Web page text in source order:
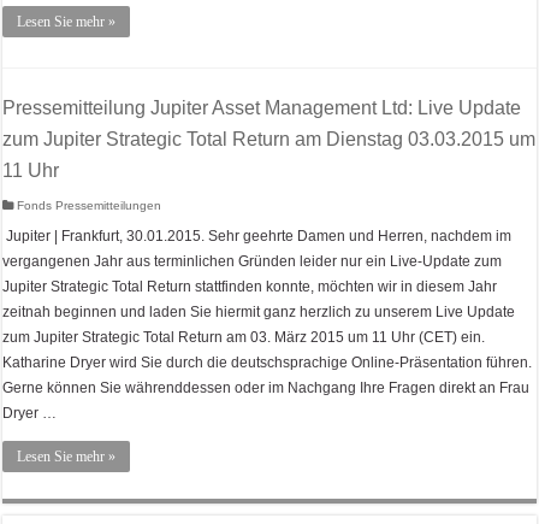
Lesen Sie mehr »
Pressemitteilung Jupiter Asset Management Ltd: Live Update
zum Jupiter Strategic Total Return am Dienstag 03.03.2015 um
11 Uhr
Fonds Pressemitteilungen
Jupiter | Frankfurt, 30.01.2015. Sehr geehrte Damen und Herren, nachdem im
vergangenen Jahr aus terminlichen Gründen leider nur ein Live-Update zum
Jupiter Strategic Total Return stattfinden konnte, möchten wir in diesem Jahr
zeitnah beginnen und laden Sie hiermit ganz herzlich zu unserem Live Update
zum Jupiter Strategic Total Return am 03. März 2015 um 11 Uhr (CET) ein.
Katharine Dryer wird Sie durch die deutschsprachige Online-Präsentation führen.
Gerne können Sie währenddessen oder im Nachgang Ihre Fragen direkt an Frau
Dryer …
Lesen Sie mehr »